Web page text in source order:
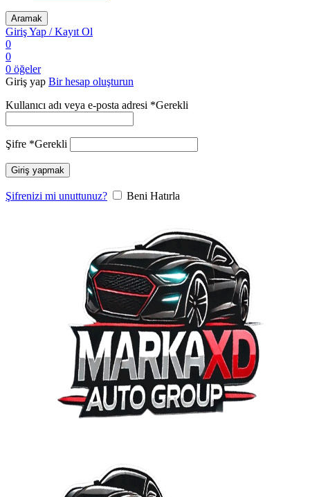
Aramak
Giriş Yap / Kayıt Ol
0
0
0 öğeler
Giriş yap Bir hesap oluşturun
Kullanıcı adı veya e-posta adresi *Gerekli
Şifre *Gerekli
Giriş yapmak
Şifrenizi mi unuttunuz? Beni Hatırla